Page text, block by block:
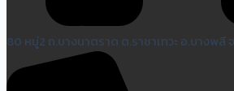
80 หมู่2 ถ.บางนาตราด ต.ราชาเทวะ อ.บางพลี